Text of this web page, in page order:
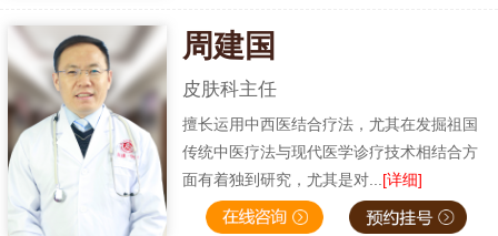
周建国
皮肤科主任
擅长运用中西医结合疗法，尤其在发掘祖国
传统中医疗法与现代医学诊疗技术相结合方
面有着独到研究，尤其是对...[详细]